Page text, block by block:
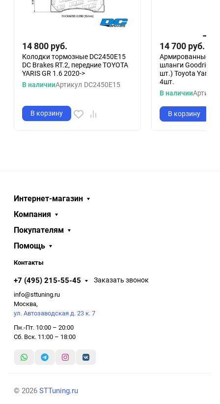
14 800 руб.
Колодки тормозные DC2450E15
DC Brakes RT.2, передние TOYOTA
YARIS GR 1.6 2020->
В наличииАртикул DC2450E15
В корзину
14 700 руб.
Армированные
шланги Goodridge
шт.) Toyota Yaris
4шт.
В наличииАртикул
В корзину
Интернет-магазин
Компания
Покупателям
Помощь
Контакты
+7 (495) 215-55-45 Заказать звонок
info@sttuning.ru
Москва,
ул. Автозаводская д. 23 к. 7
Пн.-Пт. 10:00 – 20:00
Сб. Вск. 11:00 – 18:00
© 2026 STTuning.ru